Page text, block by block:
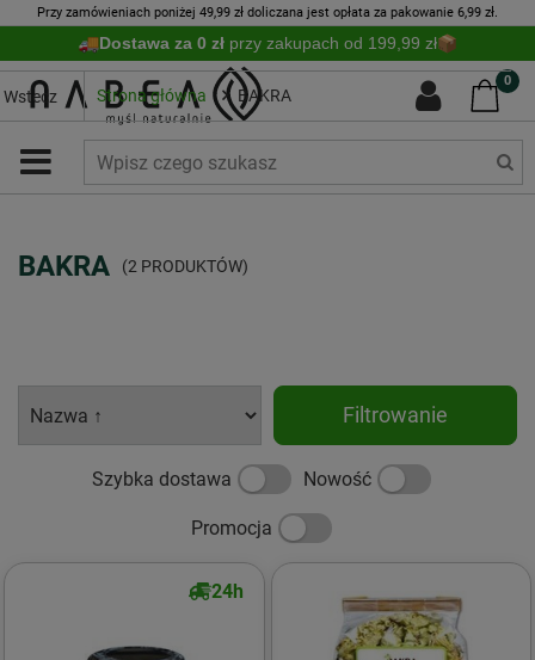
Przy zamówieniach poniżej 49,99 zł doliczana jest opłata za pakowanie 6,99 zł.
Dostawa za 0 zł przy zakupach od 199,99 zł
0
Wstecz Strona główna BAKRA
BAKRA (2 PRODUKTÓW)
Filtrowanie
Szybka dostawa Nowość
Promocja
24h